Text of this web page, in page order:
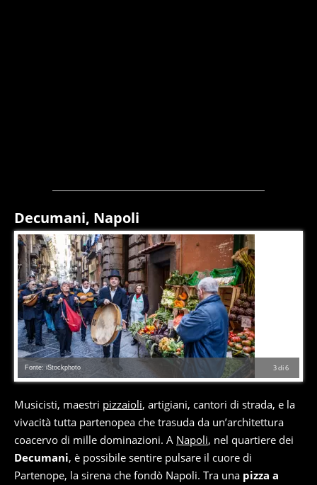
Decumani, Napoli
3di6
Fonte: iStockphoto
Musicisti, maestri pizzaioli, artigiani, cantori di strada, e la
vivacità tutta partenopea che trasuda da un’architettura
coacervo di mille dominazioni. A Napoli, nel quartiere dei
Decumani, è possibile sentire pulsare il cuore di
Partenope, la sirena che fondò Napoli. Tra una pizza a